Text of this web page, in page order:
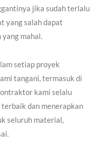
jika sudah terlalu
yang salah dapat
mahal.
setiap proyek
tangani, termasuk di
kami selalu
dan menerapkan
seluruh material,